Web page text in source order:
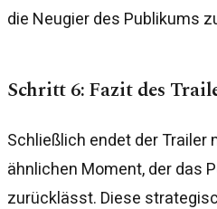
die Neugier des Publikums
Schritt 6: Fazit des
Schließlich endet der
ähnlichen Moment, der das
zurücklässt. Diese